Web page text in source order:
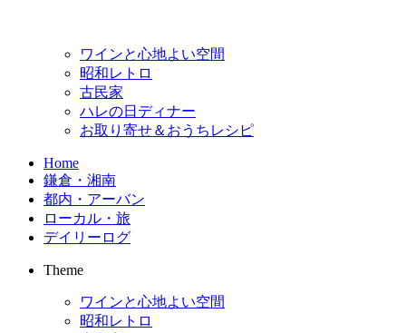
ワインと心地よい空間
昭和レトロ
古民家
ハレの日ディナー
お取り寄せ＆おうちレシピ
Home
鎌倉・湘南
都内・アーバン
ローカル・旅
デイリーログ
Theme
ワインと心地よい空間
昭和レトロ